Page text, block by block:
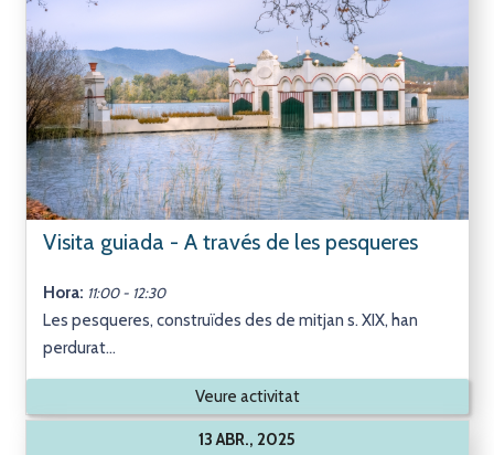
Visita guiada - A través de les pesqueres
Hora: 11:00 - 12:30
Les pesqueres, construïdes des de mitjan s. XIX, han
perdurat...
Veure activitat
13 ABR., 2025